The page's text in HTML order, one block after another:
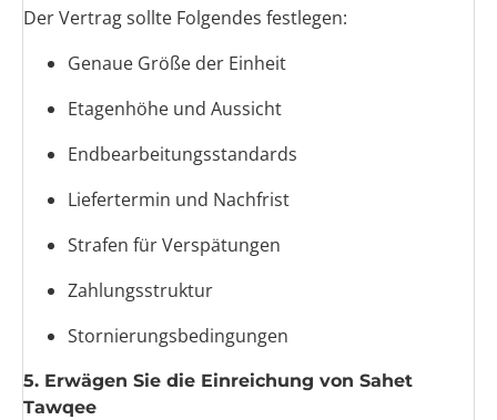
Der Vertrag sollte Folgendes festlegen:
Genaue Größe der Einheit
Etagenhöhe und Aussicht
Endbearbeitungsstandards
Liefertermin und Nachfrist
Strafen für Verspätungen
Zahlungsstruktur
Stornierungsbedingungen
5. Erwägen Sie die Einreichung von Sahet
Tawqee